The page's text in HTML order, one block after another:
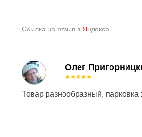
Олег
Ссылка на отзыв в Яндексе
★★★★★
Товар разнообразный, парковка